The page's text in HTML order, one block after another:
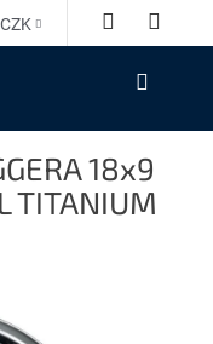
CZK
NÁKUPNÍ
18x9
TITANIUM